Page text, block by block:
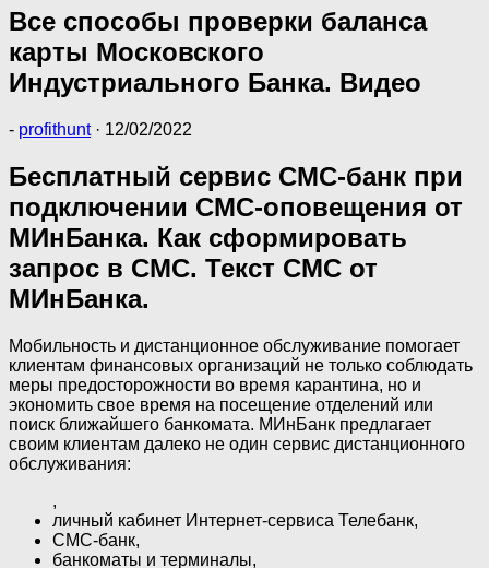
Все способы проверки баланса
карты Московского
Индустриального Банка. Видео
- profithunt · 12/02/2022
Бесплатный сервис СМС-банк при
подключении СМС-оповещения от
МИнБанка. Как сформировать
запрос в СМС. Текст СМС от
МИнБанка.
Мобильность и дистанционное обслуживание помогает
клиентам финансовых организаций не только соблюдать
меры предосторожности во время карантина, но и
экономить свое время на посещение отделений или
поиск ближайшего банкомата. МИнБанк предлагает
своим клиентам далеко не один сервис дистанционного
обслуживания:
,
личный кабинет Интернет-сервиса Телебанк,
СМС-банк,
банкоматы и терминалы,